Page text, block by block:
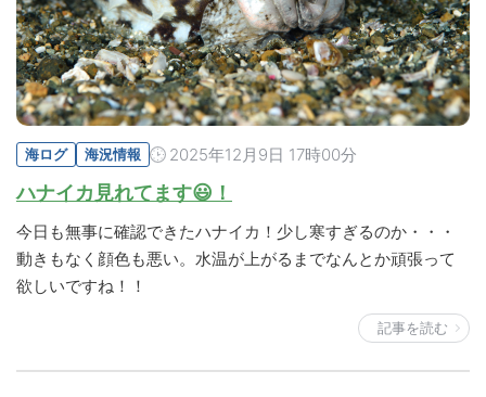
海ログ 海況情報 2025年12月9日 17時00分
ハナイカ見れてます😃！
今日も無事に確認できたハナイカ！少し寒すぎるのか・・・
動きもなく顔色も悪い。水温が上がるまでなんとか頑張って
欲しいですね！！
記事を読む